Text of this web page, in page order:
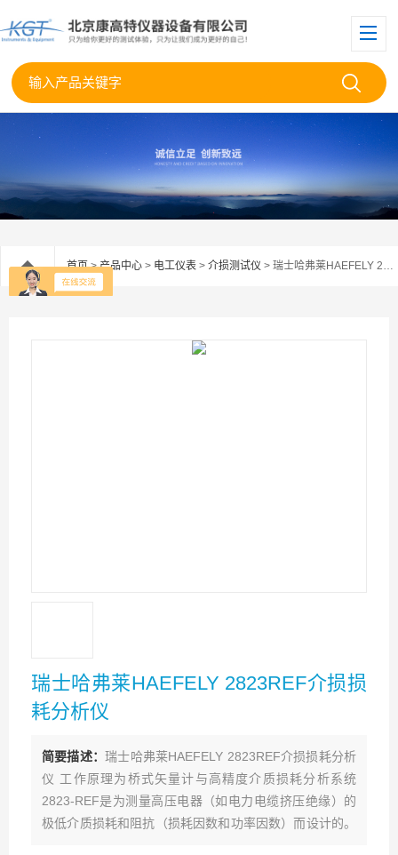
首页>产品中心 > 电工仪表 > 介损测试仪 > 瑞士哈弗莱HAEFELY 2823REF介损损耗分析仪
瑞士哈弗莱HAEFELY 2823REF介损损
耗分析仪
简要描述：瑞士哈弗莱HAEFELY 2823REF介损损耗分析
仪 工作原理为桥式矢量计与高精度介质损耗分析系统
2823-REF是为测量高压电器（如电力电缆挤压绝缘）的
极低介质损耗和阻抗（损耗因数和功率因数）而设计的。